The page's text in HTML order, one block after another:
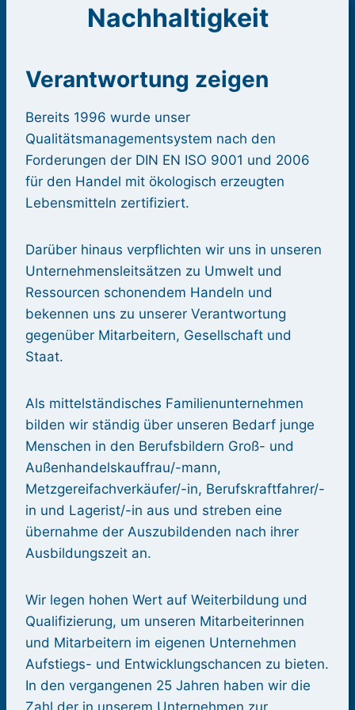
Nachhaltigkeit
Verantwortung zeigen
Bereits 1996 wurde unser
Qualitätsmanagementsystem nach den
Forderungen der DIN EN ISO 9001 und 2006
für den Handel mit ökologisch erzeugten
Lebensmitteln zertifiziert.
Darüber hinaus verpflichten wir uns in unseren
Unternehmensleitsätzen zu Umwelt und
Ressourcen schonendem Handeln und
bekennen uns zu unserer Verantwortung
gegenüber Mitarbeitern, Gesellschaft und
Staat.
Als mittelständisches Familienunternehmen
bilden wir ständig über unseren Bedarf junge
Menschen in den Berufsbildern Groß- und
Außenhandelskauffrau/-mann,
Metzgereifachverkäufer/-in, Berufskraftfahrer/-
in und Lagerist/-in aus und streben eine
übernahme der Auszubildenden nach ihrer
Ausbildungszeit an.
Wir legen hohen Wert auf Weiterbildung und
Qualifizierung, um unseren Mitarbeiterinnen
und Mitarbeitern im eigenen Unternehmen
Aufstiegs- und Entwicklungschancen zu bieten.
In den vergangenen 25 Jahren haben wir die